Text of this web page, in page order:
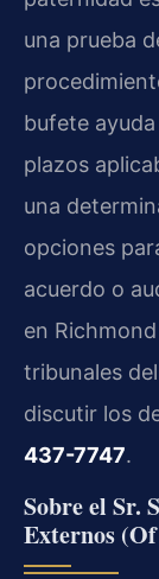
una prueba
bufete
plazos
una
opciones
acuerdo o
en
tribunales
discutir los
437-7747.
Sobre el Sr.
Externos